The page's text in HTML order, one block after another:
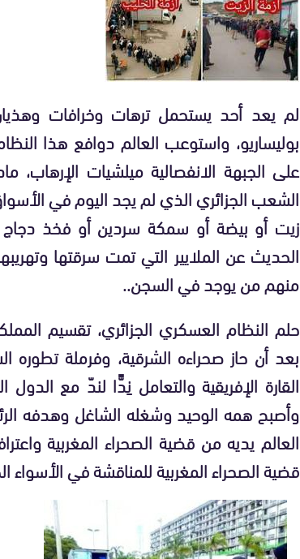
لم يعد أحد يستحمل ترهات وخرافات
على الجبهة الانفصالية ميلشيات
الشعب الجزائري الذي لم يجد اليوم في
زيت أو بيضة أو سمكة سردين أو فخذ
الحديث عن الملايير التي تمت سرقتها
منهم من يوجد في السجن..
حلم النظام العسكري الجزائري، تقسيم
بعد أن حاز صحراءه الشرقية، وفرملة تطوره
القارة الإفريقية والتعامل نِدًّا لندّ مع
وأصبح همه الوحيد وشغله الشاغل وهدفه
العالم يديه من قضية الصحراء المغربية
قضية الصحراء المغربية للمناقشة في الأسواء